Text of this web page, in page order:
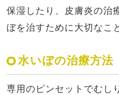
保湿したり、皮膚炎の治
ぼを治すために大切なこ
水いぼの治療方法
専用のピンセットでむし